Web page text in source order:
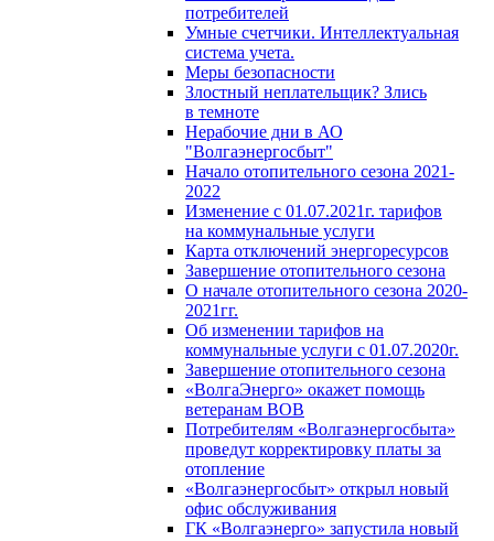
потребителей
Умные счетчики. Интеллектуальная
система учета.
Меры безопасности
Злостный неплательщик? Злись
в темноте
Нерабочие дни в АО
"Волгаэнергосбыт"
Начало отопительного сезона 2021-
2022
Изменение с 01.07.2021г. тарифов
на коммунальные услуги
Карта отключений энергоресурсов
Завершение отопительного сезона
О начале отопительного сезона 2020-
2021гг.
Об изменении тарифов на
коммунальные услуги с 01.07.2020г.
Завершение отопительного сезона
«ВолгаЭнерго» окажет помощь
ветеранам ВОВ
Потребителям «Волгаэнергосбыта»
проведут корректировку платы за
отопление
«Волгаэнергосбыт» открыл новый
офис обслуживания
ГК «Волгаэнерго» запустила новый